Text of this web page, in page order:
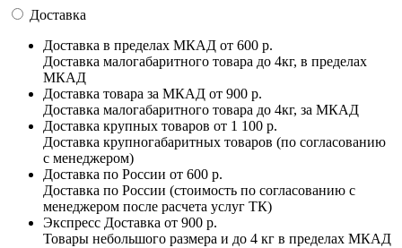
Доставка
Доставка в пределах МКАД от 600 р.
Доставка малогабаритного товара до 4кг, в пределах
МКАД
Доставка товара за МКАД от 900 р.
Доставка малогабаритного товара до 4кг, за МКАД
Доставка крупных товаров от 1 100 р.
Доставка крупногабаритных товаров (по согласованию
с менеджером)
Доставка по России от 600 р.
Доставка по России (стоимость по согласованию с
менеджером после расчета услуг ТК)
Экспресс Доставка от 900 р.
Товары небольшого размера и до 4 кг в пределах МКАД